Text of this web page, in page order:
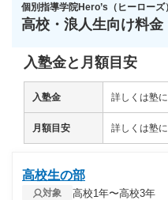
個別指導学院Hero’s（ヒーローズ）
高校・浪人生向け料金
入塾金と月額目安
入塾金 詳しくは塾
月額目安 詳しくは塾
高校生の部
対象 高校1年〜高校3年